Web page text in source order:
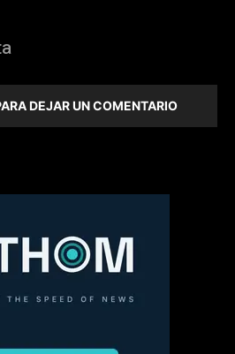
DEJAR UN COMENTARIO